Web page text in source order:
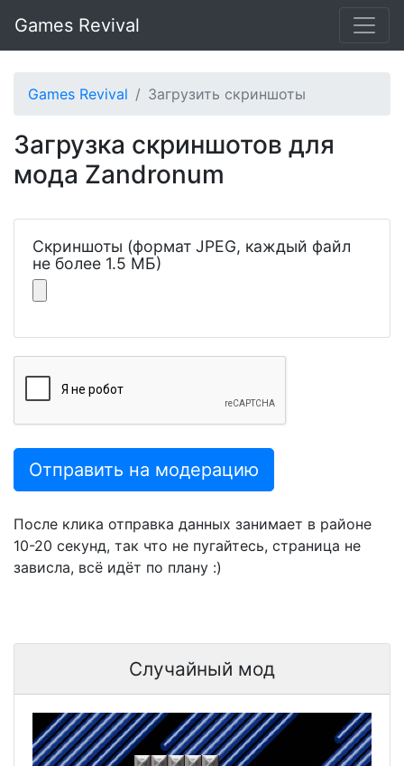
Games Revival
Games Revival Загрузить скриншоты
Загрузка скриншотов для
мода Zandronum
Скриншоты (формат JPEG, каждый файл
не более 1.5 МБ)
Отправить на модерацию
После клика отправка данных занимает в районе
10-20 секунд, так что не пугайтесь, страница не
зависла, всё идёт по плану :)
Случайный мод